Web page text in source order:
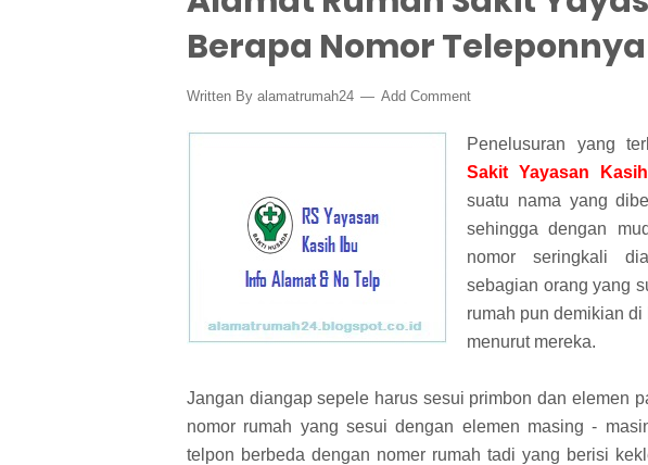
Berapa Nomor Teleponnya
Written By alamatrumah24 Add Comment
Penelusuran yang
Sakit Yayasan
suatu nama yang
sehingga dengan
nomor seringkali
sebagian orang yang
rumah pun demikian
menurut mereka.
Jangan diangap sepele harus sesui primbon dan elemen
nomor rumah yang sesui dengan elemen masing -
telpon berbeda dengan nomer rumah tadi yang berisi